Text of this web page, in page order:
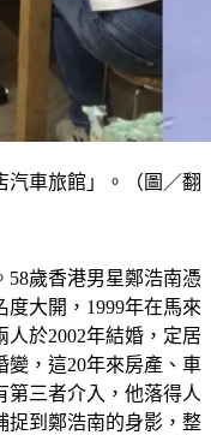
大開，1999年在馬來
於2002年結婚，定居
變，這20年來房產、車
第三者介入，他落得人
捉到鄭浩南的身影，整
霸氣狂妄的劇中形象有